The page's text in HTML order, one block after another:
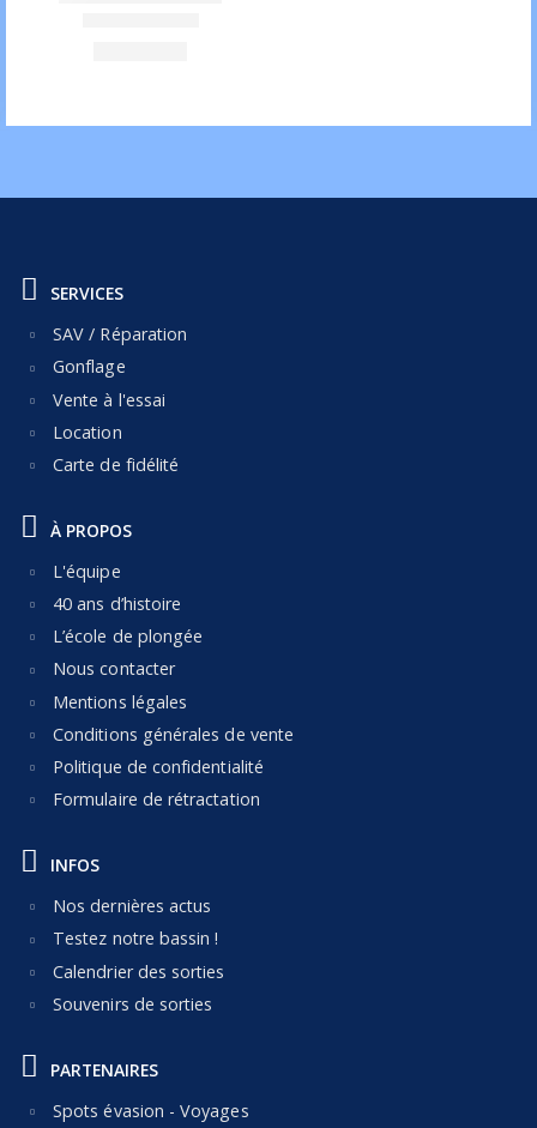
SERVICES
SAV / Réparation
Gonflage
Vente à l'essai
Location
Carte de fidélité
À PROPOS
L'équipe
40 ans d’histoire
L’école de plongée
Nous contacter
Mentions légales
Conditions générales de vente
Politique de confidentialité
Formulaire de rétractation
INFOS
Nos dernières actus
Testez notre bassin !
Calendrier des sorties
Souvenirs de sorties
PARTENAIRES
Spots évasion - Voyages